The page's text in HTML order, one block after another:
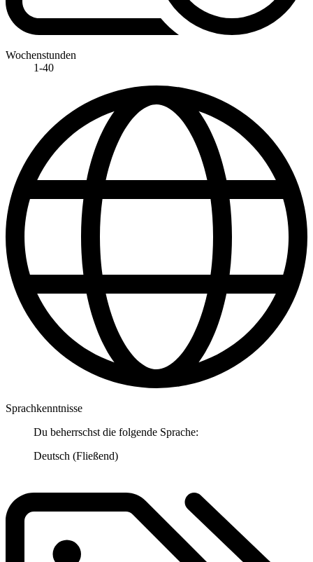
Wochenstunden
1-40
Sprachkenntnisse
Du beherrschst die folgende Sprache:
Deutsch (Fließend)